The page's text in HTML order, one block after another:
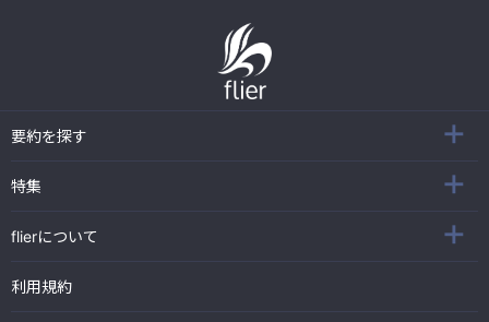
要約を探す
特集
flierについて
利用規約